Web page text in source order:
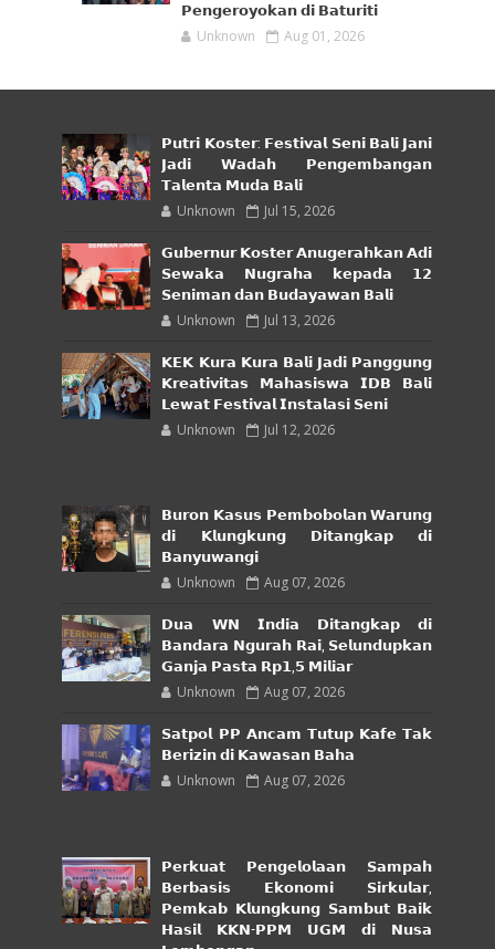
𝗣𝗲𝗻𝗴𝗲𝗿𝗼𝘆𝗼𝗸𝗮𝗻 𝗱𝗶 𝗕𝗮𝘁𝘂𝗿𝗶𝘁𝗶
Unknown Aug 01, 2026
𝗣𝘂𝘁𝗿𝗶 𝗞𝗼𝘀𝘁𝗲𝗿: 𝗙𝗲𝘀𝘁𝗶𝘃𝗮𝗹 𝗦𝗲𝗻𝗶 𝗕𝗮𝗹𝗶 𝗝𝗮𝗻𝗶
𝗝𝗮𝗱𝗶 𝗪𝗮𝗱𝗮𝗵 𝗣𝗲𝗻𝗴𝗲𝗺𝗯𝗮𝗻𝗴𝗮𝗻
𝗧𝗮𝗹𝗲𝗻𝘁𝗮 𝗠𝘂𝗱𝗮 𝗕𝗮𝗹𝗶
Unknown Jul 15, 2026
𝗚𝘂𝗯𝗲𝗿𝗻𝘂𝗿 𝗞𝗼𝘀𝘁𝗲𝗿 𝗔𝗻𝘂𝗴𝗲𝗿𝗮𝗵𝗸𝗮𝗻 𝗔𝗱𝗶
𝗦𝗲𝘄𝗮𝗸𝗮 𝗡𝘂𝗴𝗿𝗮𝗵𝗮 𝗸𝗲𝗽𝗮𝗱𝗮 𝟭𝟮
𝗦𝗲𝗻𝗶𝗺𝗮𝗻 𝗱𝗮𝗻 𝗕𝘂𝗱𝗮𝘆𝗮𝘄𝗮𝗻 𝗕𝗮𝗹𝗶
Unknown Jul 13, 2026
𝗞𝗘𝗞 𝗞𝘂𝗿𝗮 𝗞𝘂𝗿𝗮 𝗕𝗮𝗹𝗶 𝗝𝗮𝗱𝗶 𝗣𝗮𝗻𝗴𝗴𝘂𝗻𝗴
𝗞𝗿𝗲𝗮𝘁𝗶𝘃𝗶𝘁𝗮𝘀 𝗠𝗮𝗵𝗮𝘀𝗶𝘀𝘄𝗮 𝗜𝗗𝗕 𝗕𝗮𝗹𝗶
𝗟𝗲𝘄𝗮𝘁 𝗙𝗲𝘀𝘁𝗶𝘃𝗮𝗹 𝗜𝗻𝘀𝘁𝗮𝗹𝗮𝘀𝗶 𝗦𝗲𝗻𝗶
Unknown Jul 12, 2026
𝗕𝘂𝗿𝗼𝗻 𝗞𝗮𝘀𝘂𝘀 𝗣𝗲𝗺𝗯𝗼𝗯𝗼𝗹𝗮𝗻 𝗪𝗮𝗿𝘂𝗻𝗴
𝗱𝗶 𝗞𝗹𝘂𝗻𝗴𝗸𝘂𝗻𝗴 𝗗𝗶𝘁𝗮𝗻𝗴𝗸𝗮𝗽 𝗱𝗶
𝗕𝗮𝗻𝘆𝘂𝘄𝗮𝗻𝗴𝗶
Unknown Aug 07, 2026
𝗗𝘂𝗮 𝗪𝗡 𝗜𝗻𝗱𝗶𝗮 𝗗𝗶𝘁𝗮𝗻𝗴𝗸𝗮𝗽 𝗱𝗶
𝗕𝗮𝗻𝗱𝗮𝗿𝗮 𝗡𝗴𝘂𝗿𝗮𝗵 𝗥𝗮𝗶, 𝗦𝗲𝗹𝘂𝗻𝗱𝘂𝗽𝗸𝗮𝗻
𝗚𝗮𝗻𝗷𝗮 𝗣𝗮𝘀𝘁𝗮 𝗥𝗽𝟭,𝟱 𝗠𝗶𝗹𝗶𝗮𝗿
Unknown Aug 07, 2026
𝗦𝗮𝘁𝗽𝗼𝗹 𝗣𝗣 𝗔𝗻𝗰𝗮𝗺 𝗧𝘂𝘁𝘂𝗽 𝗞𝗮𝗳𝗲 𝗧𝗮𝗸
𝗕𝗲𝗿𝗶𝘇𝗶𝗻 𝗱𝗶 𝗞𝗮𝘄𝗮𝘀𝗮𝗻 𝗕𝗮𝗵𝗮
Unknown Aug 07, 2026
𝗣𝗲𝗿𝗸𝘂𝗮𝘁 𝗣𝗲𝗻𝗴𝗲𝗹𝗼𝗹𝗮𝗮𝗻 𝗦𝗮𝗺𝗽𝗮𝗵
𝗕𝗲𝗿𝗯𝗮𝘀𝗶𝘀 𝗘𝗸𝗼𝗻𝗼𝗺𝗶 𝗦𝗶𝗿𝗸𝘂𝗹𝗮𝗿,
𝗣𝗲𝗺𝗸𝗮𝗯 𝗞𝗹𝘂𝗻𝗴𝗸𝘂𝗻𝗴 𝗦𝗮𝗺𝗯𝘂𝘁 𝗕𝗮𝗶𝗸
𝗛𝗮𝘀𝗶𝗹 𝗞𝗞𝗡-𝗣𝗣𝗠 𝗨𝗚𝗠 𝗱𝗶 𝗡𝘂𝘀𝗮